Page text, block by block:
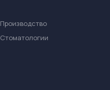
Производство
Стоматологии